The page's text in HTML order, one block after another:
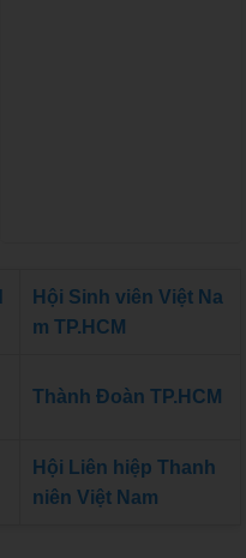
Hội Sinh viên Việt Na
m TP.HCM
Thành Đoàn TP.HCM
Hội Liên hiệp Thanh
niên Việt Nam